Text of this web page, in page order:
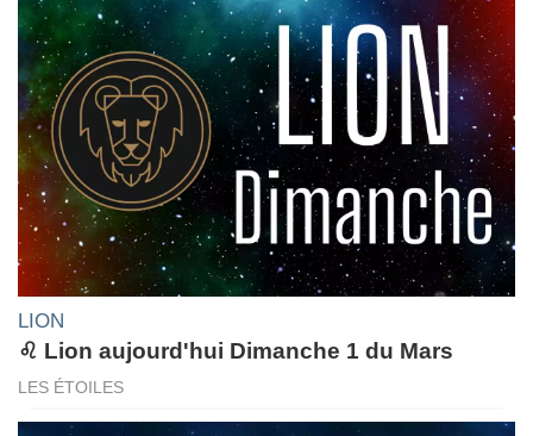
LION
♌ Lion aujourd'hui Dimanche 1 du Mars
LES ÉTOILES